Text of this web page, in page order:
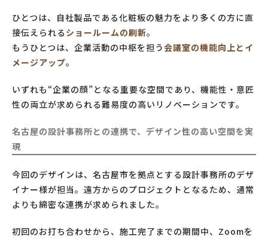
ひとつは、自社製品である化粧板の魅力をより多くの方に直
接伝えられる ショールームの刷新。
もうひとつは、企業活動の中枢を担う会議室の機能向上とイ
メージアップ。
いずれも“企業の顔”となる重要な空間であり、機能性・意匠
性の両立が求められる難易度の高いリノベーションです。
名古屋の設計事務所との連携で、デザイン性の高い空間を実
現
今回のデザインは、名古屋市を拠点とする設計事務所のデザ
イナー様が担当。遠方からのプロジェクトとなるため、通常
よりも綿密な連携が求められました。
初回のお打ち合わせから、施工完了までの期間中、Zoomを